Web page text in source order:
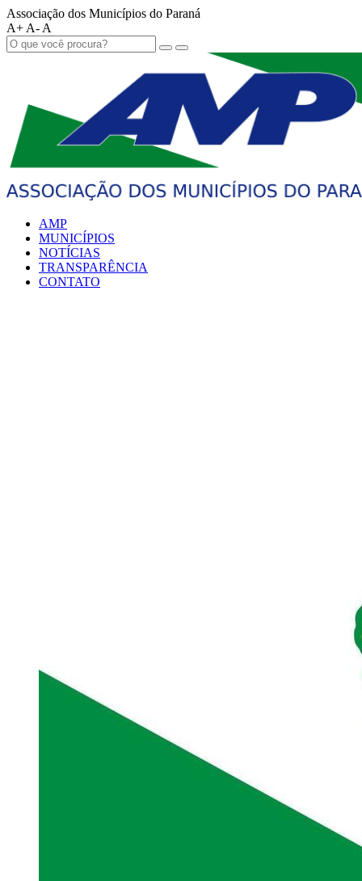
Associação dos Municípios do Paraná
A+ A- A
AMP
MUNICÍPIOS
NOTÍCIAS
TRANSPARÊNCIA
CONTATO